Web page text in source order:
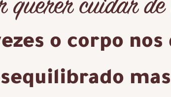
querer cuidar de
o corpo